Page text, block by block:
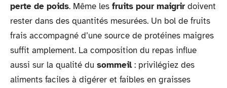
perte de poids. Même les fruits pour maigrir doivent
rester dans des quantités mesurées. Un bol de fruits
frais accompagné d’une source de protéines maigres
suffit amplement. La composition du repas influe
aussi sur la qualité du sommeil: privilégiez des
aliments faciles à digérer et faibles en graisses